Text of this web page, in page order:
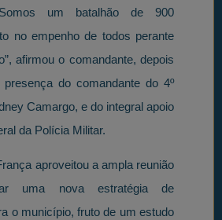
Somos um batalhão de 900
no empenho de todos perante
afirmou o comandante, depois
do comandante do 4º
Camargo, e do integral apoio
da Polícia Militar.
aproveitou a ampla reunião
uma nova estratégia de
o município, fruto de um estudo